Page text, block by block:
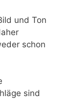
und Ton
schon
sind